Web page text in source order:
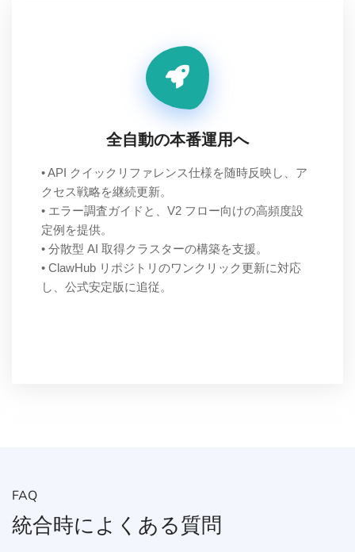
全自動の本番運用へ
• API クイックリファレンス仕様を随時反映し、ア
クセス戦略を継続更新。
• エラー調査ガイドと、V2 フロー向けの高頻度設
定例を提供。
• 分散型 AI 取得クラスターの構築を支援。
• ClawHub リポジトリのワンクリック更新に対応
し、公式安定版に追従。
FAQ
統合時によくある質問